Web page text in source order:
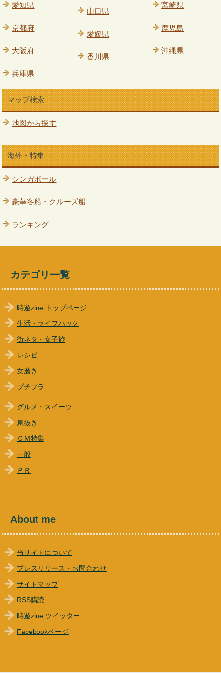
愛知県
京都府
大阪府
兵庫県
山口県
愛媛県
香川県
宮崎県
鹿児島
沖縄県
マップ検索
地図から探す
海外・特集
シンガポール
豪華客船・クルーズ船
ランキング
カテゴリ一覧
時遊zine トップページ
生活・ライフハック
街ネタ・女子旅
レシピ
女磨き
プチプラ
グルメ・スイーツ
息抜き
ＣＭ特集
一般
ＰＲ
About me
当サイトについて
プレスリリース・お問合わせ
サイトマップ
RSS購読
時遊zine ツイッター
Facebookページ